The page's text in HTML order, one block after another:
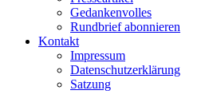
Gedankenvolles
Rundbrief abonnieren
Kontakt
Impressum
Datenschutzerklärung
Satzung